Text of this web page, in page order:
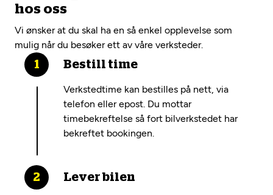
hos oss
Vi ønsker at du skal ha en så enkel opplevelse som
mulig når du besøker ett av våre verksteder.
Bestill time
Verkstedtime kan bestilles på nett, via
telefon eller epost. Du mottar
timebekreftelse så fort bilverkstedet har
bekreftet bookingen.
Lever bilen